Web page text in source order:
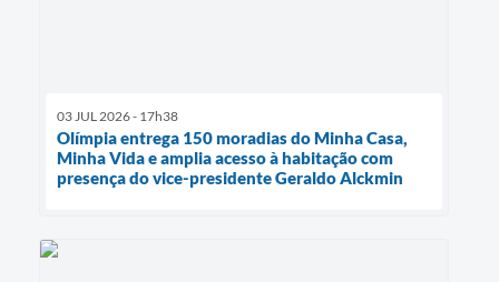
03 JUL 2026 - 17h38
Olímpia entrega 150 moradias do Minha Casa,
Minha Vida e amplia acesso à habitação com
presença do vice-presidente Geraldo Alckmin